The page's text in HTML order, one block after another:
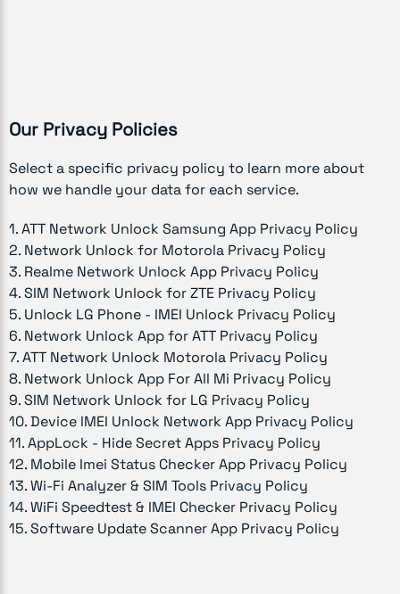
Our Privacy Policies
Select a specific privacy policy to learn more about
how we handle your data for each service.
1.ATT Network Unlock Samsung App Privacy Policy
2. Network Unlock for Motorola Privacy Policy
3. Realme Network Unlock App Privacy Policy
4.SIM Network Unlock for ZTE Privacy Policy
5. Unlock LG Phone - IMEI Unlock Privacy Policy
6. Network Unlock App for ATT Privacy Policy
7.ATT Network Unlock Motorola Privacy Policy
8. Network Unlock App For All Mi Privacy Policy
9.SIM Network Unlock for LG Privacy Policy
10.Device IMEI Unlock Network App Privacy Policy
11.AppLock - Hide Secret Apps Privacy Policy
12. Mobile Imei Status Checker App Privacy Policy
13.Wi-Fi Analyzer & SIM Tools Privacy Policy
14.WiFi Speedtest & IMEI Checker Privacy Policy
15.Software Update Scanner App Privacy Policy